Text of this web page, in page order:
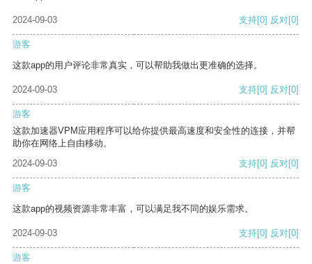
2024-09-03 支持[0] 反对[0]
游客
这款app的用户评论非常真实，可以帮助我做出更准确的选择。
2024-09-03 支持[0] 反对[0]
游客
这款加速器VPM应用程序可以给你提供最高速度和安全性的连接，并帮
助你在网络上自由移动。
2024-09-03
支持[0] 反对[0]
游客
这款app的视频资源非常丰富，可以满足我不同的娱乐需求。
2024-09-03 支持[0] 反对[0]
游客